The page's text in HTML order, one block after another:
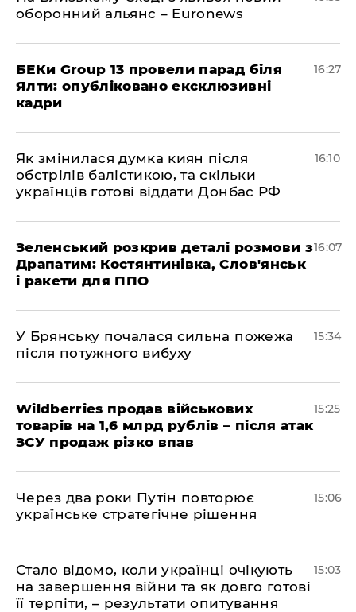
оборонний альянс – Euronews
БЕКи Group 13 провели парад біля
Ялти: опубліковано ексклюзивні
кадри
16:27
Як змінилася думка киян після
обстрілів балістикою, та скільки
українців готові віддати Донбас РФ
16:10
Зеленський розкрив деталі розмови з
Драпатим: Костянтинівка, Слов'янськ
і ракети для ППО
16:07
У Брянську почалася сильна пожежа
після потужного вибуху
15:34
Wildberries продав військових
товарів на 1,6 млрд рублів – після атак
ЗСУ продаж різко впав
15:25
Через два роки Путін повторює
українське стратегічне рішення
15:06
Стало відомо, коли українці очікують
на завершення війни та як довго готові
її терпіти, – результати опитування
15:03